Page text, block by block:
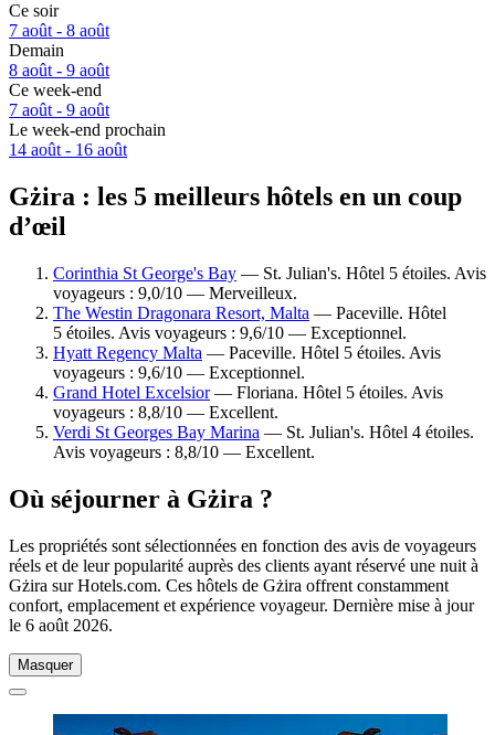
Ce soir
7 août - 8 août
Demain
8 août - 9 août
Ce week-end
7 août - 9 août
Le week-end prochain
14 août - 16 août
Gżira : les 5 meilleurs hôtels en un coup
d’œil
Corinthia St George's Bay — St. Julian's. Hôtel 5 étoiles. Avis
voyageurs : 9,0/10 — Merveilleux.
The Westin Dragonara Resort, Malta — Paceville. Hôtel
5 étoiles. Avis voyageurs : 9,6/10 — Exceptionnel.
Hyatt Regency Malta — Paceville. Hôtel 5 étoiles. Avis
voyageurs : 9,6/10 — Exceptionnel.
Grand Hotel Excelsior— Floriana. Hôtel 5 étoiles. Avis
voyageurs : 8,8/10 — Excellent.
Verdi St Georges Bay Marina — St. Julian's. Hôtel 4 étoiles.
Avis voyageurs : 8,8/10 — Excellent.
Où séjourner à Gżira ?
Les propriétés sont sélectionnées en fonction des avis de voyageurs
réels et de leur popularité auprès des clients ayant réservé une nuit à
Gżira sur Hotels.com. Ces hôtels de Gżira offrent constamment
confort, emplacement et expérience voyageur. Dernière mise à jour
le 6 août 2026.
Masquer